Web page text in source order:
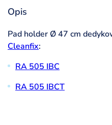
Opis
Pad holder Ø 47 cm
Cleanfix:
RA 505 IBC
RA 505 IBCT